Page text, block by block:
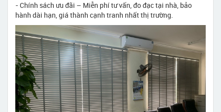
- Chính sách ưu đãi – Miễn phí tư vấn, đo đạc tại nhà, bảo
hành dài hạn, giá thành cạnh tranh nhất thị trường.